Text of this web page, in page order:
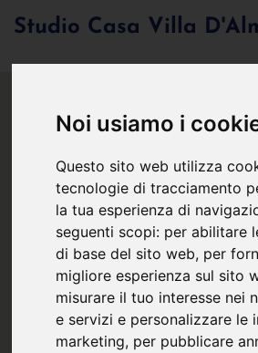
Noi usiamo i
Questo sito web utilizza
tecnologie di tracciamento
la tua esperienza di
seguenti scopi: per abilitare
di base del sito web, per
migliore esperienza sul sito
misurare il tuo interesse nei
e servizi e personalizzare le
marketing, per pubblicare
Studio Casa Villa